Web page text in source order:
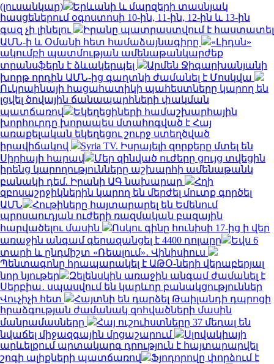
(լուսանկար)
Երևանի և մարզերի տասնյակ
հասցեներում օգոստոսի 10-ին, 11-ին, 12-ին և 13-ին
գազ չի լինելու
Իրանը պատրաստվում է հաստատել
ԱՄՆ-ի և Օմանի հետ համաձայնագիրը
«Լիդսն»
ակումբի պատմության ամենաթանկարժեք
տրանսֆերն է ձևակերպել
Արմեն Ջիգարխանյանի
խորթ որդին ԱՄՆ-ից գաղտնի ժամանել է Մոսկվա
Ուկրաինայի հացահատիկի պահեստները կարող են
լցվել ծովային ճանապարհների փակման
պատճառով
Եկեղեցիների համաշխարհային
խորհուրդը խորապես մտահոգված է Հայ
առաքելական եկեղեցու շուրջ ստեղծված
իրավիճակով
Syria TV. Իսրայելի զորքերը մտել են
Սիրիայի հարավ
Մեր զինված ուժերը ցույց տվեցին
իրենց կարողությունները աշխարհի ամենաթանկ
բանակի դեմ. Իրանի ԱԳ նախարար
Հղի
զբոսաշրջիկներին կարող են մերժել մուտք գործել
ԱՄՆ
Հութիները հայտարարել են Եմենում
պրոսաուդյան ուժերի ռազմական բազային
հարվածելու մասին
Ոսկու գինը հունիսի 17-ից ի վեր
առաջին անգամ գերազանցել է 4400 դոլարը
Եվս 6
տարի և ընդմիշտ «Ռեալում»․ Վինիսիուս
Պենտագոնը հրապարակել է ԱԹՕ-ների վերաբերյալ
նոր նյութեր
Զելենսկին առաջին անգամ ժամանել է
Սերբիա․ սպասվում են կարևոր բանակցություններ
Վուչիչի հետ
Հայտնի են դարձել Թաիլանդի դպրոցի
հրաձգության ժամանակ զոհվածների մասին
մանրամասները
Հայ ուշուիստները 37 մեդալ են
նվաճել միջազգային մրցաշարում
Սլովակիայի
արևելքում արտակարգ դրություն է հայտարարվել
շոգի ալիքների պատճառով
Ֆյոդորովը փորձում է